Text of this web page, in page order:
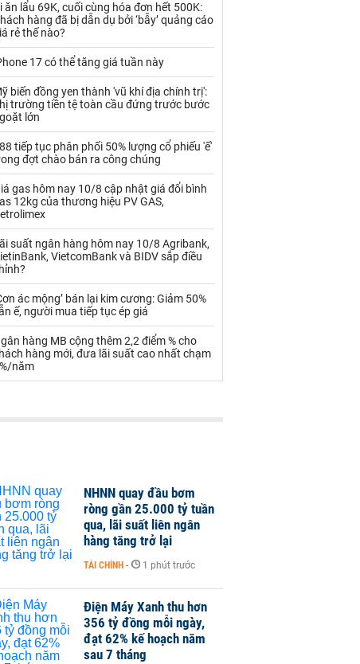
Nhựa - Hạt nhựa
Palladium Phân bón
Rau - Củ -Quả Sắt thép
Sữa
Than Thức ăn chăn nuôi
Thủy hải sản khác Tôm
Vàng
VLXD khác
Xi măng - Clynker
ăn lẩu 69K, cuối cùng hóa đơn hết 500K:
hàng đã bị dẫn dụ bởi ‘bẫy’ quảng cáo
rẻ thế nào?
17 có thể tăng giá tuần này
biến đồng yen thành 'vũ khí địa chính trị':
trường tiền tệ toàn cầu đứng trước bước
lớn
tiếp tục phân phối 50% lượng cổ phiếu 'ế'
đợt chào bán ra công chúng
gas hôm nay 10/8 cập nhật giá đổi bình
12kg của thương hiệu PV GAS,
suất ngân hàng hôm nay 10/8 Agribank,
VietcomBank và BIDV sắp điều
ác mộng’ bán lại kim cương: Giảm 50%
ế, người mua tiếp tục ép giá
hàng MB cộng thêm 2,2 điểm % cho
hàng mới, đưa lãi suất cao nhất chạm
năm
NHNN quay đầu bơm
ròng gần 25.000 tỷ tuần
qua, lãi suất liên ngân
hàng tăng trở lại
TÀI CHÍNH - 1 phút trước
Điện Máy Xanh thu hơn
356 tỷ đồng mỗi ngày,
đạt 62% kế hoạch năm
sau 7 tháng